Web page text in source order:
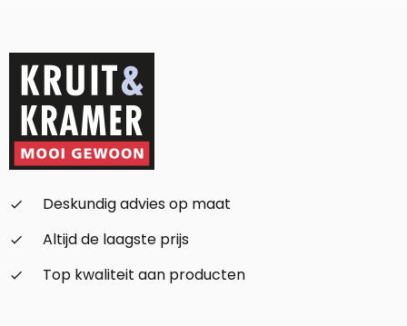
check_small
Deskundig advies op maat
check_small
Altijd de laagste prijs
check_small
Top kwaliteit aan producten